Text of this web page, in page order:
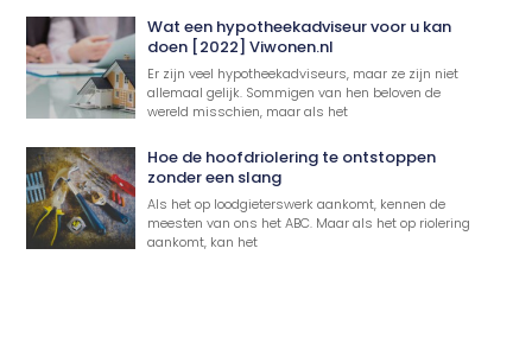
Wat een hypotheekadviseur voor u kan
doen [2022] Viwonen.nl
Er zijn veel hypotheekadviseurs, maar ze zijn niet
allemaal gelijk. Sommigen van hen beloven de
wereld misschien, maar als het
Hoe de hoofdriolering te ontstoppen
zonder een slang
Als het op loodgieterswerk aankomt, kennen de
meesten van ons het ABC. Maar als het op riolering
aankomt, kan het